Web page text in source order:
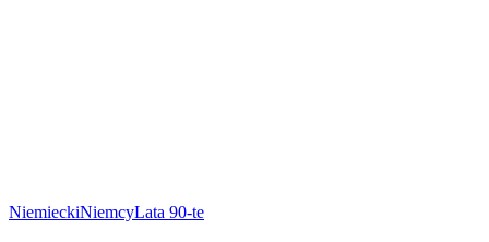
NiemieckiNiemcyLata 90-te